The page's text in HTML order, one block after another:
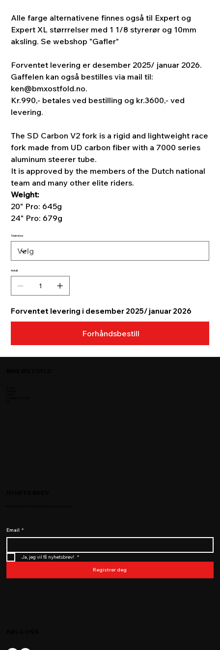
Alle farge alternativene finnes også til Expert og
Expert XL størrrelser med 1 1/8 styrerør og 10mm
aksling. Se webshop "Gafler"
Forventet levering er desember 2025/ januar 2026.
Gaffelen kan også bestilles via mail til:
ken@bmxostfold.no.
Kr.990,- betales ved bestilling og kr.3600,- ved
levering.
The SD Carbon V2 fork is a rigid and lightweight race
fork made from UD carbon fiber with a 7000 series
aluminum steerer tube.
It is approved by the members of the Dutch national
team and many other elite riders.
Weight:
20" Pro: 645g
24" Pro: 679g
Størrelse
Antall
Forventet levering i desember 2025/ januar 2026
Forhåndsbestill
Email *
Ja, jeg vil få nyhetsbrev! *
Registrer deg